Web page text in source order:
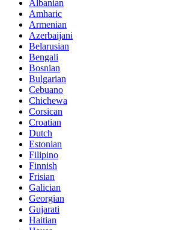
Albanian
Amharic
Armenian
Azerbaijani
Belarusian
Bengali
Bosnian
Bulgarian
Cebuano
Chichewa
Corsican
Croatian
Dutch
Estonian
Filipino
Finnish
Frisian
Galician
Georgian
Gujarati
Haitian